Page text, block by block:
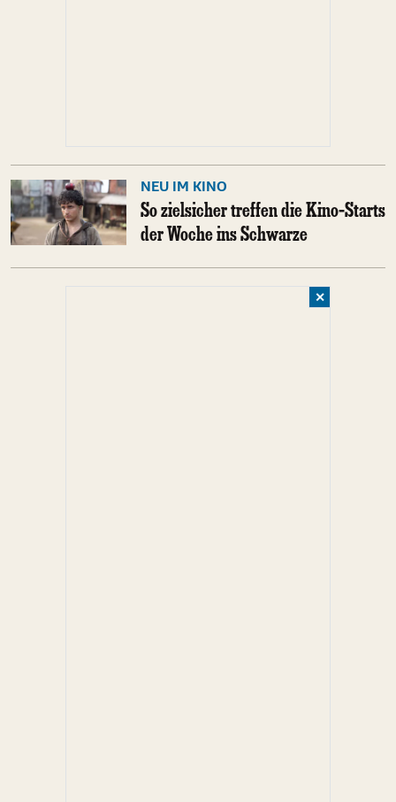
NEU IM KINO
So zielsicher treffen die Kino-Starts
der Woche ins Schwarze
✕